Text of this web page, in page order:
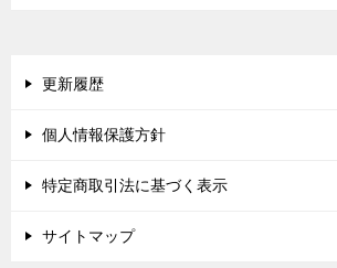
更新履歴
個人情報保護方針
特定商取引法に基づく表示
サイトマップ